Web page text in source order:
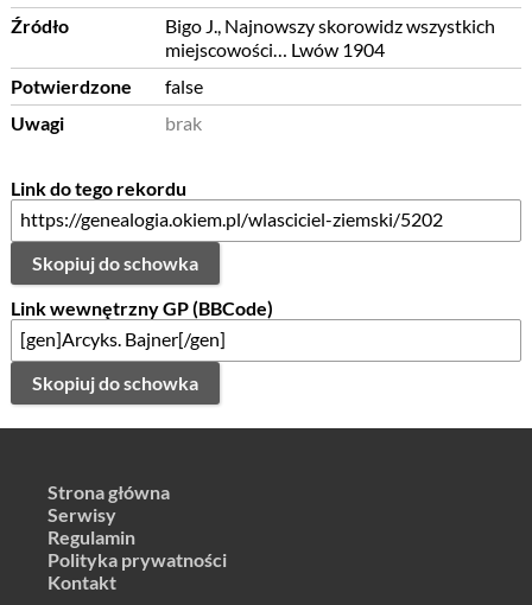
Źródło
Bigo J., Najnowszy skorowidz wszystkich
miejscowości… Lwów 1904
Potwierdzone
false
Uwagi
brak
Link do tego rekordu
Skopiuj do schowka
Link wewnętrzny GP (BBCode)
Skopiuj do schowka
Strona główna
Serwisy
Regulamin
Polityka prywatności
Kontakt